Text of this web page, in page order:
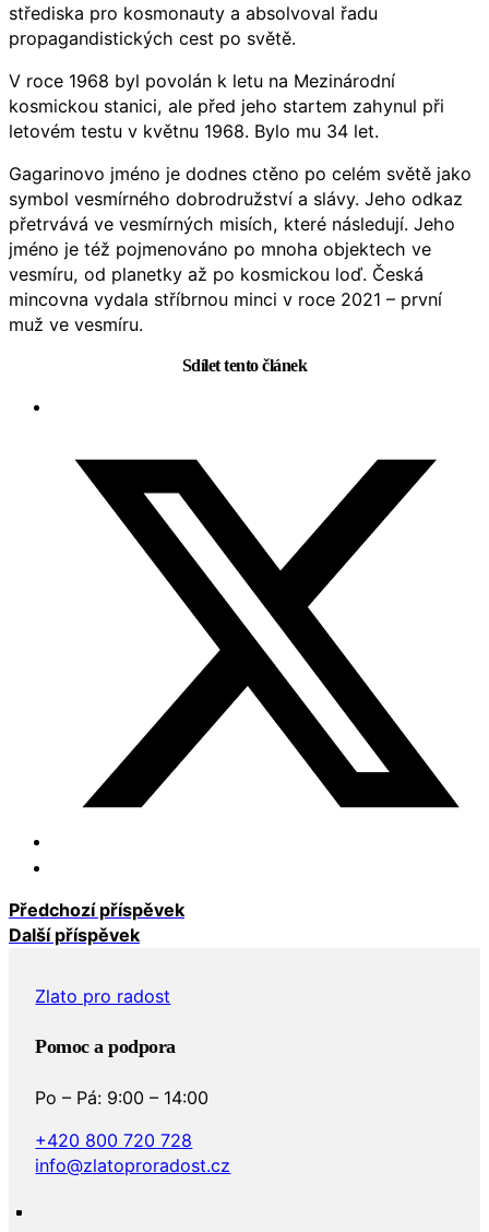
střediska pro kosmonauty a absolvoval řadu
propagandistických cest po světě.
V roce 1968 byl povolán k letu na Mezinárodní
kosmickou stanici, ale před jeho startem zahynul při
letovém testu v květnu 1968. Bylo mu 34 let.
Gagarinovo jméno je dodnes ctěno po celém světě jako
symbol vesmírného dobrodružství a slávy. Jeho odkaz
přetrvává ve vesmírných misích, které následují. Jeho
jméno je též pojmenováno po mnoha objektech ve
vesmíru, od planetky až po kosmickou loď. Česká
mincovna vydala stříbrnou minci v roce 2021 – první
muž ve vesmíru.
Sdílet tento článek
Předchozí příspěvek
Další příspěvek
Zlato pro radost
Pomoc a podpora
Po – Pá: 9:00 – 14:00
+420 800 720 728
info@zlatoproradost.cz